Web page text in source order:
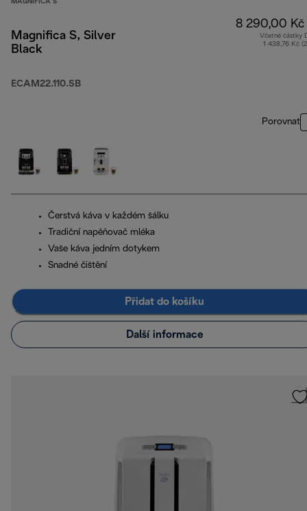
MAGNIFICA S
Magnifica S, Silver
Black
ECAM22.110.SB
8 290,00 Kč
Včetně částky
1 438,76 Kč
Porovnat
Čerstvá káva v každém šálku
Tradiční napěňovač mléka
Vaše káva jedním dotykem
Snadné čištění
Přidat do košíku
Další informace